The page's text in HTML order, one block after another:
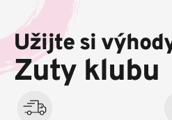
a
í
Užijte si
Zuty klubu